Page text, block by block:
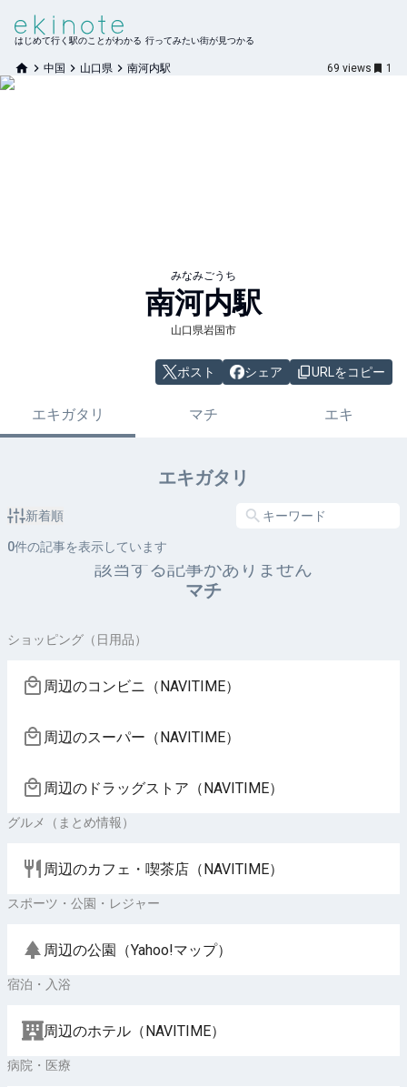
はじめて行く駅のことがわかる 行ってみたい街が見つかる
中国 山口県 南河内駅 69 views 1
みなみごうち
南河内駅
山口県岩国市
ポスト シェア URLをコピー
エキガタリ マチ エキ
エキガタリ
新着順
0件の記事を表示しています
該当する記事がありません
マチ
ショッピング（日用品）
周辺のコンビニ（NAVITIME）
周辺のスーパー（NAVITIME）
周辺のドラッグストア（NAVITIME）
グルメ（まとめ情報）
周辺のカフェ・喫茶店（NAVITIME）
スポーツ・公園・レジャー
周辺の公園（Yahoo!マップ）
宿泊・入浴
周辺のホテル（NAVITIME）
病院・医療